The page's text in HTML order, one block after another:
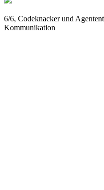
6/6, Codeknacker und
Kommunikation